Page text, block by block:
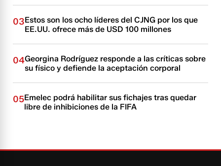
03Estos son los ocho líderes del CJNG por los que
EE.UU. ofrece más de USD 100 millones
04Georgina Rodríguez responde a las críticas sobre
su físico y defiende la aceptación corporal
05Emelec podrá habilitar sus fichajes tras quedar
libre de inhibiciones de la FIFA